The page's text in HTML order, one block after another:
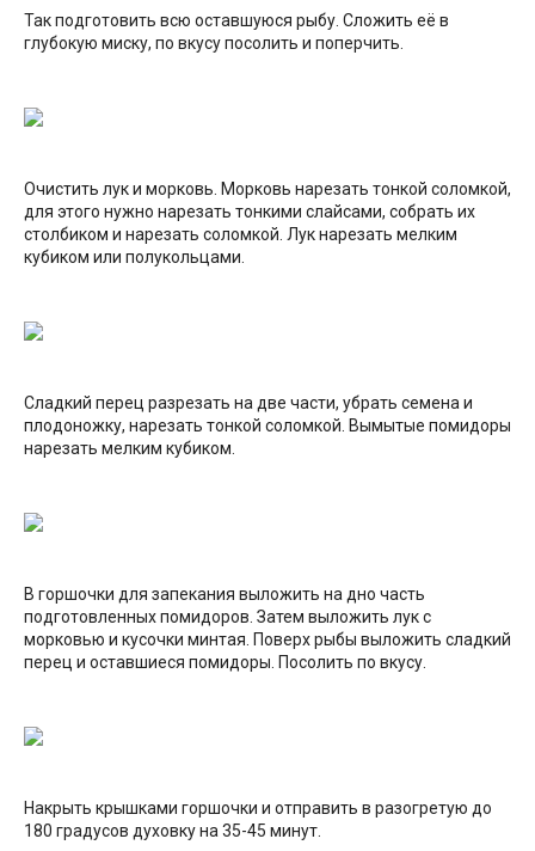
Так подготовить всю оставшуюся рыбу. Сложить её в
глубокую миску, по вкусу посолить и поперчить.
Очистить лук и морковь. Морковь нарезать тонкой соломкой,
для этого нужно нарезать тонкими слайсами, собрать их
столбиком и нарезать соломкой. Лук нарезать мелким
кубиком или полукольцами.
Сладкий перец разрезать на две части, убрать семена и
плодоножку, нарезать тонкой соломкой. Вымытые помидоры
нарезать мелким кубиком.
В горшочки для запекания выложить на дно часть
подготовленных помидоров. Затем выложить лук с
морковью и кусочки минтая. Поверх рыбы выложить сладкий
перец и оставшиеся помидоры. Посолить по вкусу.
Накрыть крышками горшочки и отправить в разогретую до
180 градусов духовку на 35-45 минут.